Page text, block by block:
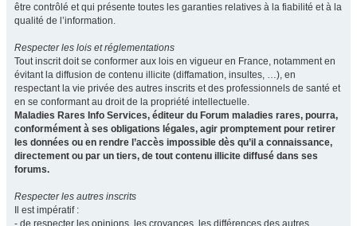
être contrôlé et qui présente toutes les garanties relatives à la fiabilité et à la
qualité de l’information.
Respecter les lois et réglementations
Tout inscrit doit se conformer aux lois en vigueur en France, notamment en
évitant la diffusion de contenu illicite (diffamation, insultes, …), en
respectant la vie privée des autres inscrits et des professionnels de santé et
en se conformant au droit de la propriété intellectuelle.
Maladies Rares Info Services, éditeur du Forum maladies rares, pourra,
conformément à ses obligations légales, agir promptement pour retirer
les données ou en rendre l’accès impossible dès qu’il a connaissance,
directement ou par un tiers, de tout contenu illicite diffusé dans ses
forums.
Respecter les autres inscrits
Il est impératif :
- de respecter les opinions, les croyances, les différences des autres